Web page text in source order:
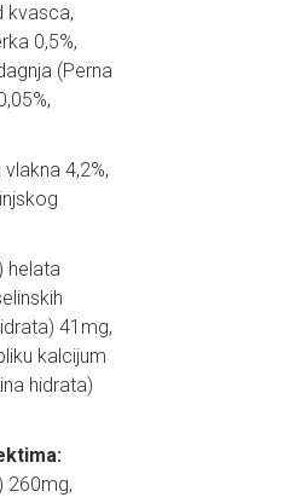
kvasca,
0,5%,
(Perna
4,2%,
helata
41mg,
kalcijum
hidrata)
260mg,